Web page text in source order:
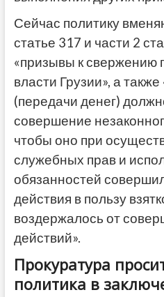
Сейчас политику
статье 317 и части 2
«призывы к свержению
власти Грузии», а
(передачи денег)
совершение
чтобы оно при
служебных прав и
обязанностей
действия в пользу
воздержалось от
действий».
Прокуратура
политика в